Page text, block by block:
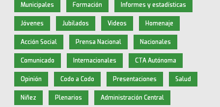
Municipales Formación Informes y estadísticas
Jóvenes Jubilados Videos Homenaje
Acción Social Prensa Nacional Nacionales
Comunicado Internacionales CTA Autónoma
Opinión Codo a Codo Presentaciones Salud
Niñez Plenarios Administración Central